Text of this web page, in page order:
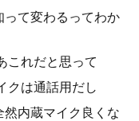
って変わるってわか
これだと思って
クは通話用だし
内蔵マイク良くな